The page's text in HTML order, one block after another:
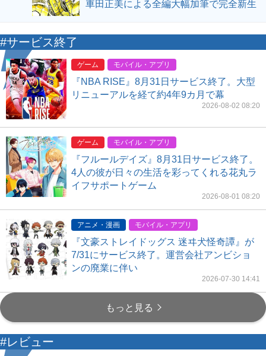
車田正美による全編大幅加筆で完全新生
#サービス終了
ゲーム モバイル・アプリ
『NBA RISE』8月31日サービス終了。大型
リニューアルを経て約4年9カ月で幕
2026-08-02 08:20
ゲーム モバイル・アプリ
『フルールデイズ』8月31日サービス終了。
4人の彼が日々の生活を彩ってくれる花丸ラ
イフサポートゲーム
2026-08-01 08:20
アニメ・漫画 モバイル・アプリ
『文豪ストレイドッグス 迷ヰ犬怪奇譚』が
7/31にサービス終了。運営会社アンビショ
ンの廃業に伴い
2026-07-30 14:41
もっと見る
#レビュー